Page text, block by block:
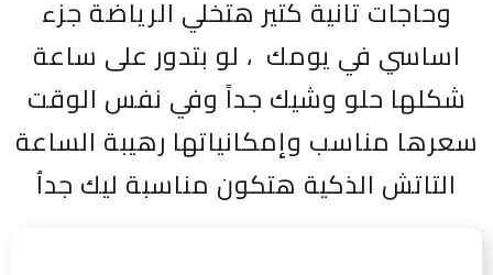
وحاجات تانية كتير هتخلي الرياضة جزء
اساسي في يومك ، لو بتدور على ساعة
شكلها حلو وشيك جداً وفي نفس الوقت
سعرها مناسب وإمكانياتها رهيبة الساعة
التاتش الذكية هتكون مناسبة ليك جداُ